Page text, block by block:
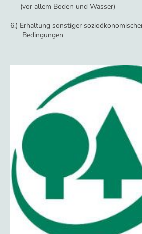
(vor allem Boden und Wasser)
6.) Erhaltung sonstiger
Bedingungen